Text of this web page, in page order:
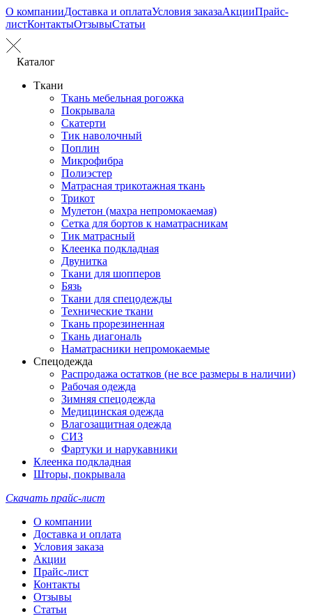
О компанииДоставка и оплатаУсловия заказаАкцииПрайс-
листКонтактыОтзывыСтатьи
Каталог
Ткани
Ткань мебельная рогожка
Покрывала
Скатерти
Тик наволочный
Поплин
Микрофибра
Полиэстер
Матрасная трикотажная ткань
Трикот
Мулетон (махра непромокаемая)
Сетка для бортов к наматрасникам
Тик матрасный
Клеенка подкладная
Двунитка
Ткани для шопперов
Бязь
Ткани для спецодежды
Технические ткани
Ткань прорезиненная
Ткань диагональ
Наматрасники непромокаемые
Спецодежда
Распродажа остатков (не все размеры в наличии)
Рабочая одежда
Зимняя спецодежда
Медицинская одежда
Влагозащитная одежда
СИЗ
Фартуки и нарукавники
Клеенка подкладная
Шторы, покрывала
Скачать прайс-лист
О компании
Доставка и оплата
Условия заказа
Акции
Прайс-лист
Контакты
Отзывы
Статьи